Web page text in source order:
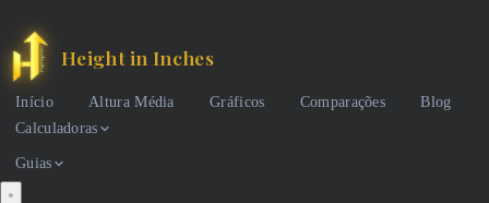
Height in Inches
Início Altura Média Gráficos Comparações
Blog
Calculadoras
Guias